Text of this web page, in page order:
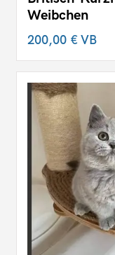
Weibchen
200,00 €VB